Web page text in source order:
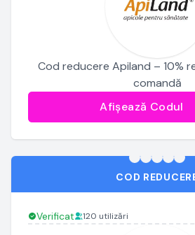
Cod reducere Apiland – 10%
comandă
Afișează Codul
COD
Verificat 120 utilizări